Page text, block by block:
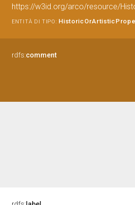
https://w3id.org/arco/resource/
ENTITÀ DI TIPO:
rdfs:comment